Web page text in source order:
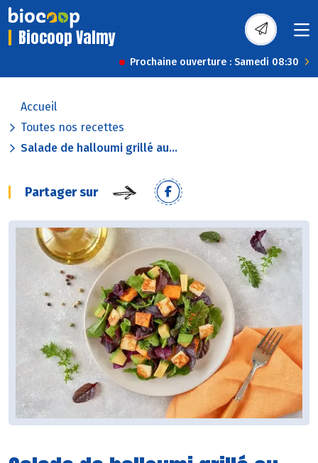
Biocoop Valmy
Prochaine ouverture : Samedi 08:30
Accueil
Toutes nos recettes
Salade de halloumi grillé au...
Partager sur